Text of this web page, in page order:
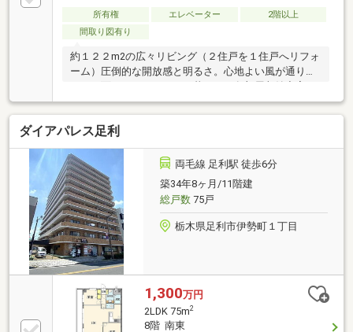
専用使用権付き（カーポートあり）■徒歩圏内に商業
施設充実※本画像は居住中の物件であり、入居者様の
可能性があります
所有権 エレベーター
2階以上
間取り図有り
約１２２m2の広々リビング（２住戸を１住戸へリフォ
ーム）圧倒的な開放感と明るさ。心地よい風が通り抜
周辺に商業施設充実！ペット相談可能です。
ダイアパレス足利
両毛線 足利駅 徒歩6分
築34年8ヶ月/11階建
総戸数75戸
栃木県足利市伊勢町１丁目
1,300万円
2LDK 75m2
8階 南東